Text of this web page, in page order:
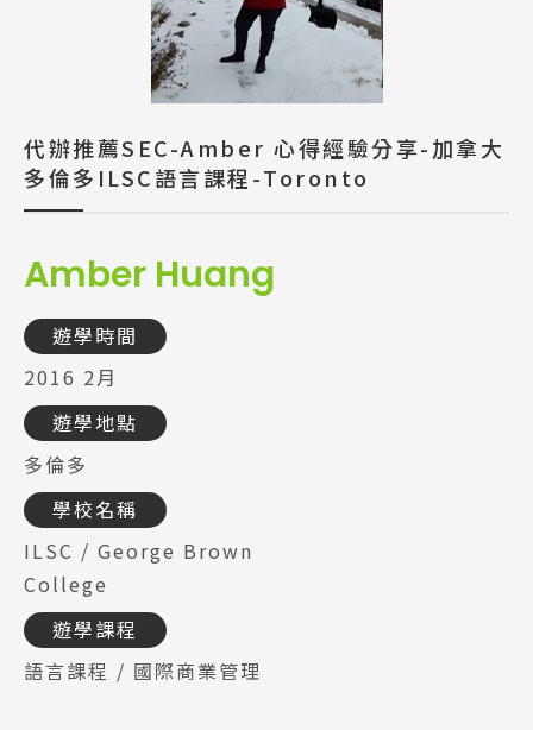
代辦推薦SEC-Amber 心得經驗分享-加拿大
多倫多ILSC語言課程-Toronto
Amber Huang
遊學時間
2016 2月
遊學地點
多倫多
學校名稱
ILSC / George Brown
College
遊學課程
語言課程 / 國際商業管理